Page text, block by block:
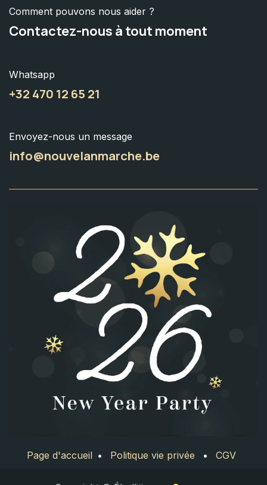
Comment pouvons nous aider ?
Contactez-nous à tout moment
Envoyez-nous un message
info@nouvelanmarche.be
Whatsapp
+32 470 12 65 21
Page d'accueil • Politique vie privée • CGV